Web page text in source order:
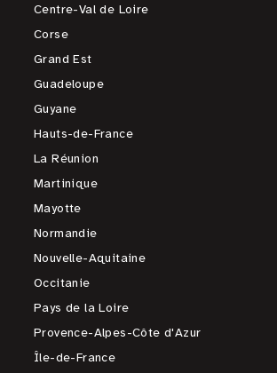
Centre-Val de Loire
Corse
Grand Est
Guadeloupe
Guyane
Hauts-de-France
La Réunion
Martinique
Mayotte
Normandie
Nouvelle-Aquitaine
Occitanie
Pays de la Loire
Provence-Alpes-Côte d'Azur
Île-de-France